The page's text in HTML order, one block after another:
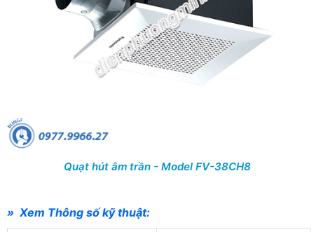
Quạt hút âm trần - Model FV-38CH8
» Xem Thông số kỹ thuật: